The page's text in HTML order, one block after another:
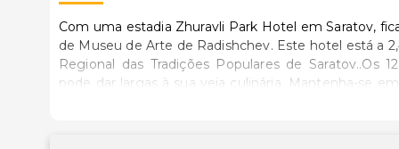
Com uma estadia Zhuravli Park Hotel em Saratov,
de Museu de Arte de Radishchev. Este hotel está a 2,4 km (1,5 mi) de Museu Fedin e a 2,6 km (1,6 mi) de Museu
Regional das Tradições Populares de
pode dar largas à sua veia culinária. Mantenha-se